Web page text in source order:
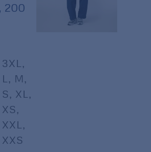
200
3XL ,
L , M ,
S , XL ,
XS ,
XXL ,
XXS